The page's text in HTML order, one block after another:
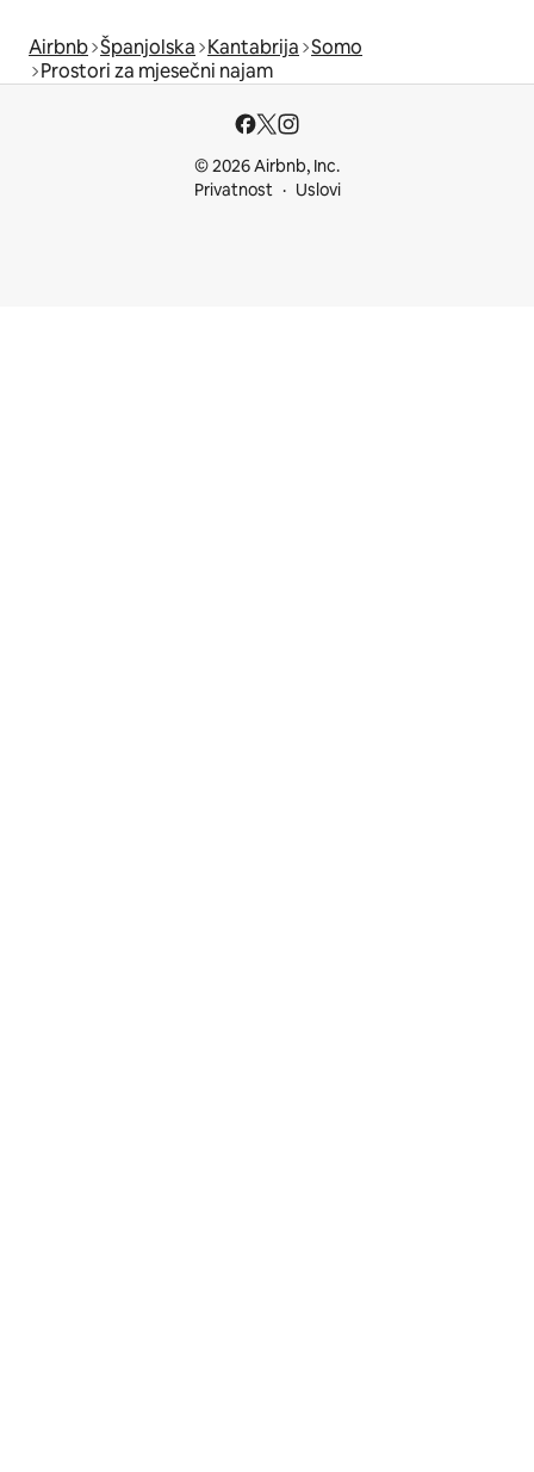
Airbnb Španjolska Kantabrija Somo
Prostori za mjesečni najam
© 2026 Airbnb, Inc.
Privatnost
Uslovi